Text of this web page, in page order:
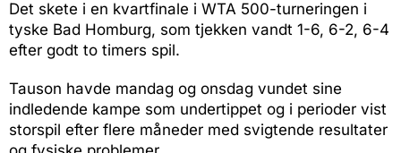
Det skete i en kvartfinale i WTA 500-turneringen i
tyske Bad Homburg, som tjekken vandt 1-6, 6-2, 6-4
efter godt to timers spil.
Tauson havde mandag og onsdag vundet sine
indledende kampe som undertippet og i perioder vist
storspil efter flere måneder med svigtende resultater